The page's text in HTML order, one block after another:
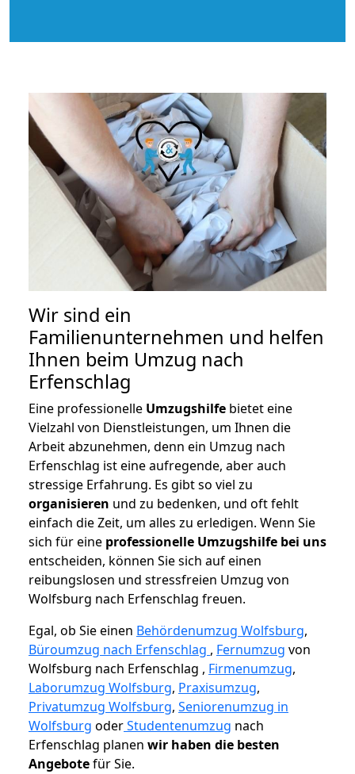
Wir sind ein
Familienunternehmen und helfen
Ihnen beim Umzug nach
Erfenschlag
Eine professionelle Umzugshilfe bietet eine
Vielzahl von Dienstleistungen, um Ihnen die
Arbeit abzunehmen, denn ein Umzug nach
Erfenschlag ist eine aufregende, aber auch
stressige Erfahrung. Es gibt so viel zu
organisieren und zu bedenken, und oft fehlt
einfach die Zeit, um alles zu erledigen. Wenn Sie
sich für eine professionelle Umzugshilfe bei uns
entscheiden, können Sie sich auf einen
reibungslosen und stressfreien Umzug von
Wolfsburg nach Erfenschlag freuen.
Egal, ob Sie einen Behördenumzug Wolfsburg,
Büroumzug nach Erfenschlag , Fernumzug von
Wolfsburg nach Erfenschlag , Firmenumzug,
Laborumzug Wolfsburg, Praxisumzug,
Privatumzug Wolfsburg, Seniorenumzug in
Wolfsburg oderStudentenumzug nach
Erfenschlag planen wir haben die besten
Angebotefür Sie.